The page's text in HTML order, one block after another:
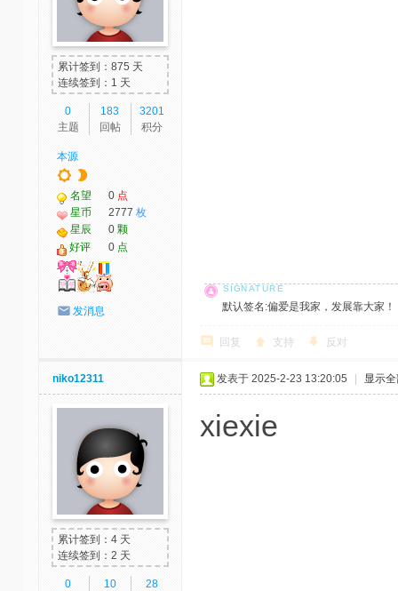
累计签到：875 天
连续签到：1 天
0
主题
183
回帖
3201
积分
本源
名望 0 点
星币
2777 枚
星辰
0 颗
好评
0 点
发消息 默认签名:偏爱是我家，发展靠大家
回复 支持 反对
niko12311
累计签到：4 天
连续签到：2 天
0
10
28
发表于 2025-2-23 13:20:05 显示
xiexie